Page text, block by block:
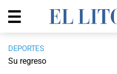
DEPORTES
Su regreso